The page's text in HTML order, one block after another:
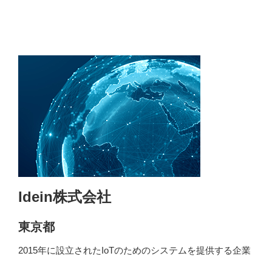
Idein株式会社
東京都
2015年に設立されたIoTのためのシステムを提供する企業